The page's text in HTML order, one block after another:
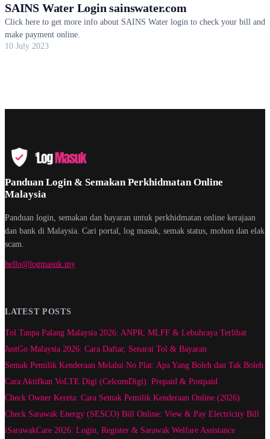
SAINS Water Login sainswater.com
Click here to get more info about SAINS Water login to check your bill and
make payment online.
10 July 2023
Panduan Login & Semakan Perkhidmatan Online
Malaysia
Panduan login, semakan dan bayaran untuk perkhidmatan online kerajaan
dan bank di Malaysia. Cari portal, log masuk, semak status, mohon dan elak
scam.
hello@logmasuk.my
LATEST POSTS
Tol Tanpa Palang Malaysia 2026: ANPR, MLFF & Lebuhraya Terlibat
JustGo Malaysia 2026: Cara Daftar, Senarai Tol & Bayaran
Semak Pemilik Kenderaan Melalui No Plat: Apa Yang Boleh dan Tak Boleh
Cara Aktifkan VoLTE Digi (CelcomDigi): Prepaid & Postpaid
Check Owner Kereta: Cara Semak Pemilik Kenderaan Online (2026)
Check Sarawak Energy (SESCO) Bill Online: View & Pay Electricity Bill
iSarawakCare 2026: Login, Register & Sarawak Welfare Assistance